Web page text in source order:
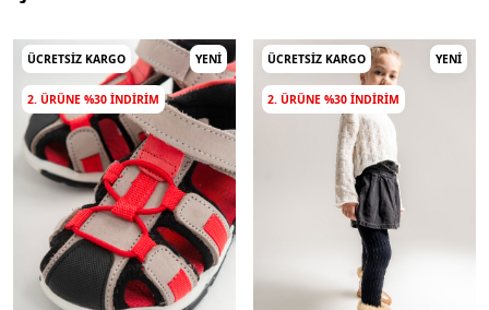
ÜCRETSIZ KARGO YENI
2. ÜRÜNE %30 INDIRIM
ÜCRETSIZ KARGO YENI
2. ÜRÜNE %30 INDIRIM